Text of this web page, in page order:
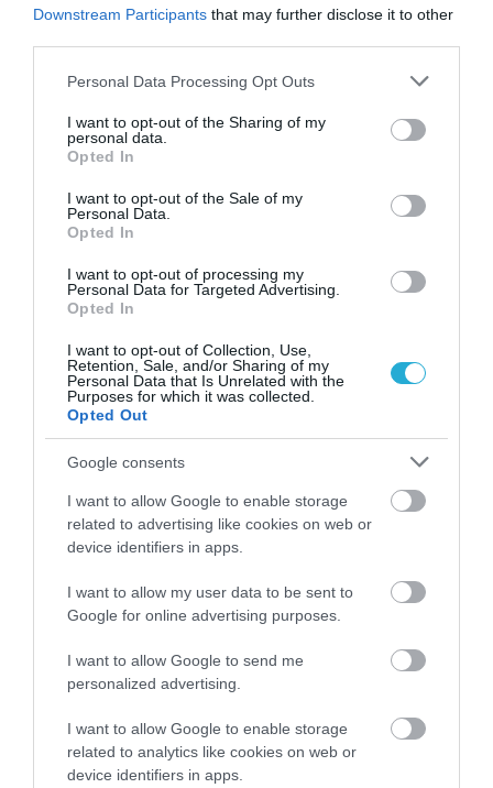
Downstream Participants that may further disclose it to other
Please note that this website/app uses one or more Google
not limited to your visit or usage behaviour. You may click to
grant or deny consent to Google and its third-party tags to
use your data for below specified purposes in below Google
consent section.
Personal Data Processing Opt Outs
I want to opt-out of the Sharing of my
personal data.
Opted In
I want to opt-out of the Sale of my
Personal Data.
Opted In
I want to opt-out of processing my
Personal Data for Targeted Advertising.
Opted In
I want to opt-out of Collection, Use,
Retention, Sale, and/or Sharing of my
Personal Data that Is Unrelated with the
Purposes for which it was collected.
Opted Out
Google consents
I want to allow Google to enable storage
related to advertising like cookies on web or
device identifiers in apps.
I want to allow my user data to be sent to
Google for online advertising purposes.
I want to allow Google to send me
personalized advertising.
I want to allow Google to enable storage
related to analytics like cookies on web or
device identifiers in apps.
08.08.2026
Νέο άλμα στις διεθνείς τιμές των τροφίμων
– Σε υψηλό τριετίας
08.08.2026
Οι τουρίστες «ψηφίζουν» Ελλάδα και μετά
το καλοκαίρι